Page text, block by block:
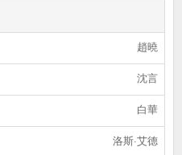
趙曉
沈言
白華
洛斯·艾德